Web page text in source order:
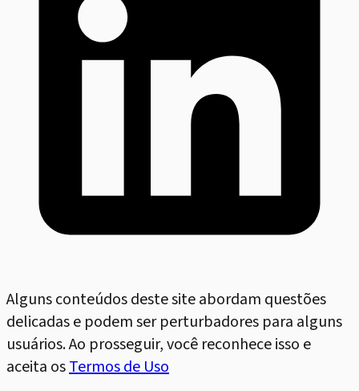
Alguns conteúdos deste site abordam questões
delicadas e podem ser perturbadores para alguns
usuários. Ao prosseguir, você reconhece isso e
aceita osTermos de Uso